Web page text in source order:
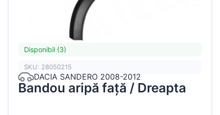
Disponibil (3)
SKU: 28050215
DACIA SANDERO 2008-2012
Bandou aripă față / Dreapta